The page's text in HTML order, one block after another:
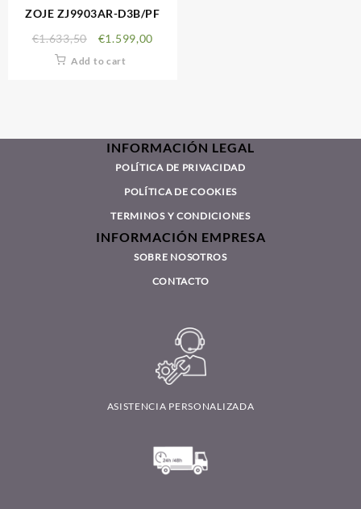
ZOJE ZJ9903AR-D3B/PF
€1.633,50 €1.599,00
Add to cart
INFORMACIÓN LEGAL
POLÍTICA DE PRIVACIDAD
POLÍTICA DE COOKIES
TERMINOS Y CONDICIONES
INFORMACIÓN EMPRESA
SOBRE NOSOTROS
CONTACTO
ASISTENCIA PERSONALIZADA